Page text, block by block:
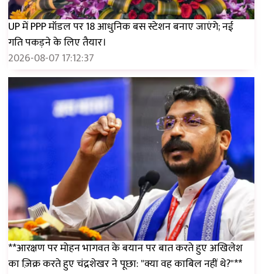
UP में PPP मॉडल पर 18 आधुनिक बस स्टेशन बनाए जाएंगे; नई
गति पकड़ने के लिए तैयार।
2026-08-07 17:12:37
**आरक्षण पर मोहन भागवत के बयान पर बात करते हुए अखिलेश
का ज़िक्र करते हुए चंद्रशेखर ने पूछा: "क्या वह काबिल नहीं थे?"**